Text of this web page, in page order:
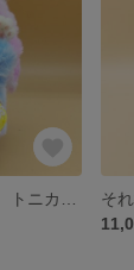
そ